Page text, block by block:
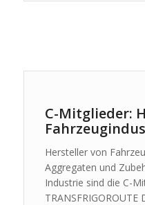
C-Mitglieder:
Hersteller von
Aggregaten und
Industrie sind die C-
TRANSFRIGOROUTE